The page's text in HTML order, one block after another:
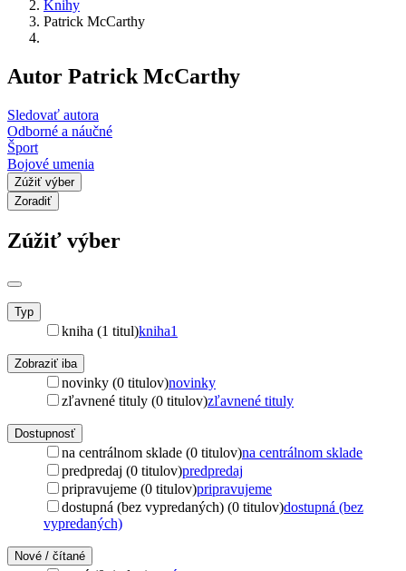
Knihy
Patrick McCarthy
Autor Patrick McCarthy
Sledovať autora
Odborné a náučné
Šport
Bojové umenia
Zúžiť výber
Zoradiť
Zúžiť výber
Typ
kniha (1 titul)kniha1
Zobraziť iba
novinky (0 titulov)novinky
zľavnené tituly (0 titulov)zľavnené tituly
Dostupnosť
na centrálnom sklade (0 titulov)na centrálnom sklade
predpredaj (0 titulov)predpredaj
pripravujeme (0 titulov)pripravujeme
dostupná (bez vypredaných) (0 titulov)dostupná (bez
vypredaných)
Nové / čítané